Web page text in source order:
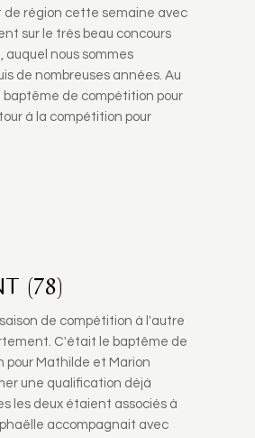
région cette semaine avec
sur le très beau concours
auquel nous sommes
de nombreuses années. Au
baptême de compétition pour
à la compétition pour
(78)
de compétition à l'autre
C'était le baptême de
pour Mathilde et Marion
une qualification déjà
les deux étaient associés à
accompagnait avec